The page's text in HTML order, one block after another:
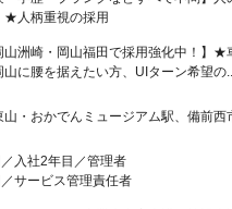
★人柄重視の採用
山洲崎・岡山福田で採用強化中！】
に腰を据えたい方、UIターン希望の...
山・おかでんミュージアム駅、備前西
入社2年目／管理者
サービス管理責任者